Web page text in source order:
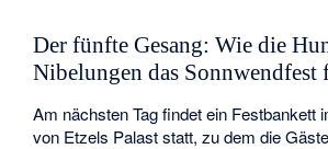
Der fünfte Gesang: Wie die
Nibelungen das Sonnwendfest
Am nächsten Tag findet ein Festbankett
von Etzels Palast statt, zu dem die